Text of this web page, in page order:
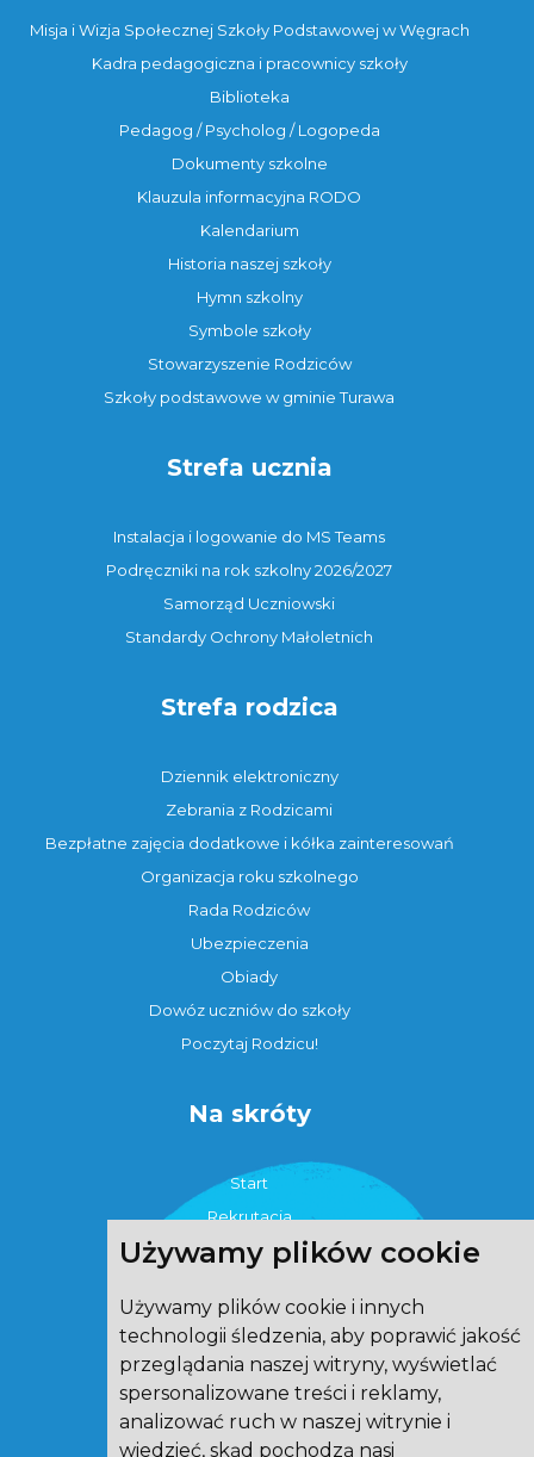
Używamy plików cookie
Używamy plików cookie i innych
technologii śledzenia, aby poprawić jakość
przeglądania naszej witryny, wyświetlać
spersonalizowane treści i reklamy,
analizować ruch w naszej witrynie i
wiedzieć, skąd pochodzą nasi
Misja i Wizja Społecznej Szkoły Podstawowej w Węgrach
Kadra pedagogiczna i pracownicy szkoły
Biblioteka
Pedagog / Psycholog / Logopeda
Dokumenty szkolne
Klauzula informacyjna RODO
Kalendarium
Historia naszej szkoły
Hymn szkolny
Symbole szkoły
Stowarzyszenie Rodziców
Szkoły podstawowe w gminie Turawa
Strefa ucznia
Instalacja i logowanie do MS Teams
Podręczniki na rok szkolny 2026/2027
Samorząd Uczniowski
Standardy Ochrony Małoletnich
Strefa rodzica
Dziennik elektroniczny
Zebrania z Rodzicami
Bezpłatne zajęcia dodatkowe i kółka zainteresowań
Organizacja roku szkolnego
Rada Rodziców
Ubezpieczenia
Obiady
Dowóz uczniów do szkoły
Poczytaj Rodzicu!
Na skróty
Start
Rekrutacja
Strefa ucznia
Strefa rodzica
eTwinning
Aktualności
Świetlica
Kontakt